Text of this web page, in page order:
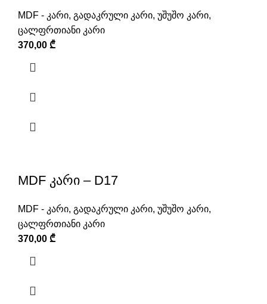
MDF - კარი, გადაკრული კარი, უშუშო კარი,
ცალფრთიანი კარი
370,00 ₾
MDF კარი – D17
MDF - კარი, გადაკრული კარი, უშუშო კარი,
ცალფრთიანი კარი
370,00 ₾